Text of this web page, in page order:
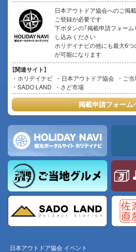
日本アウトドア協会へのご掲
ご登録が必要です
下ボタンの「掲載申請フォーム
し込みください
ホリデイナビの他にも最大6
が可能になります
【関連サイト】
ホリデイナビ 日本アウトドア協会 ご
SADO LAND
さど市場
掲載申請フォーム
日本アウトドア協会 イベント